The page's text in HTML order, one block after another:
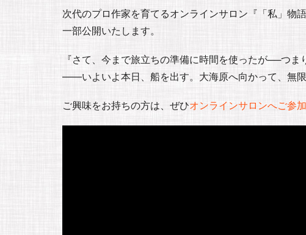
次代のプロ作家を育てるオンラインサロン『「私」物
一部公開いたします。
『さて、今まで旅立ちの準備に時間を使ったが──つ
――いよいよ本日、船を出す。大海原へ向かって、無限
ご興味をお持ちの方は、ぜひオンラインサロンへご参